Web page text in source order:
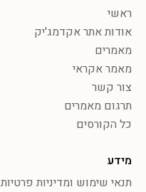
ראשי
אודות אתר אקדמג'יק
מאמרים
מאמר אקראי
צור קשר
תרגום מאמרים
כל הקורסים
מידע
תנאי שימוש ומדיניות פרטיות